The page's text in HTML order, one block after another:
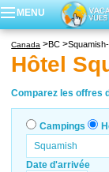
MENU
Canada BC
Hôtel
Comparez les offres
Campings
Date d'arrivée